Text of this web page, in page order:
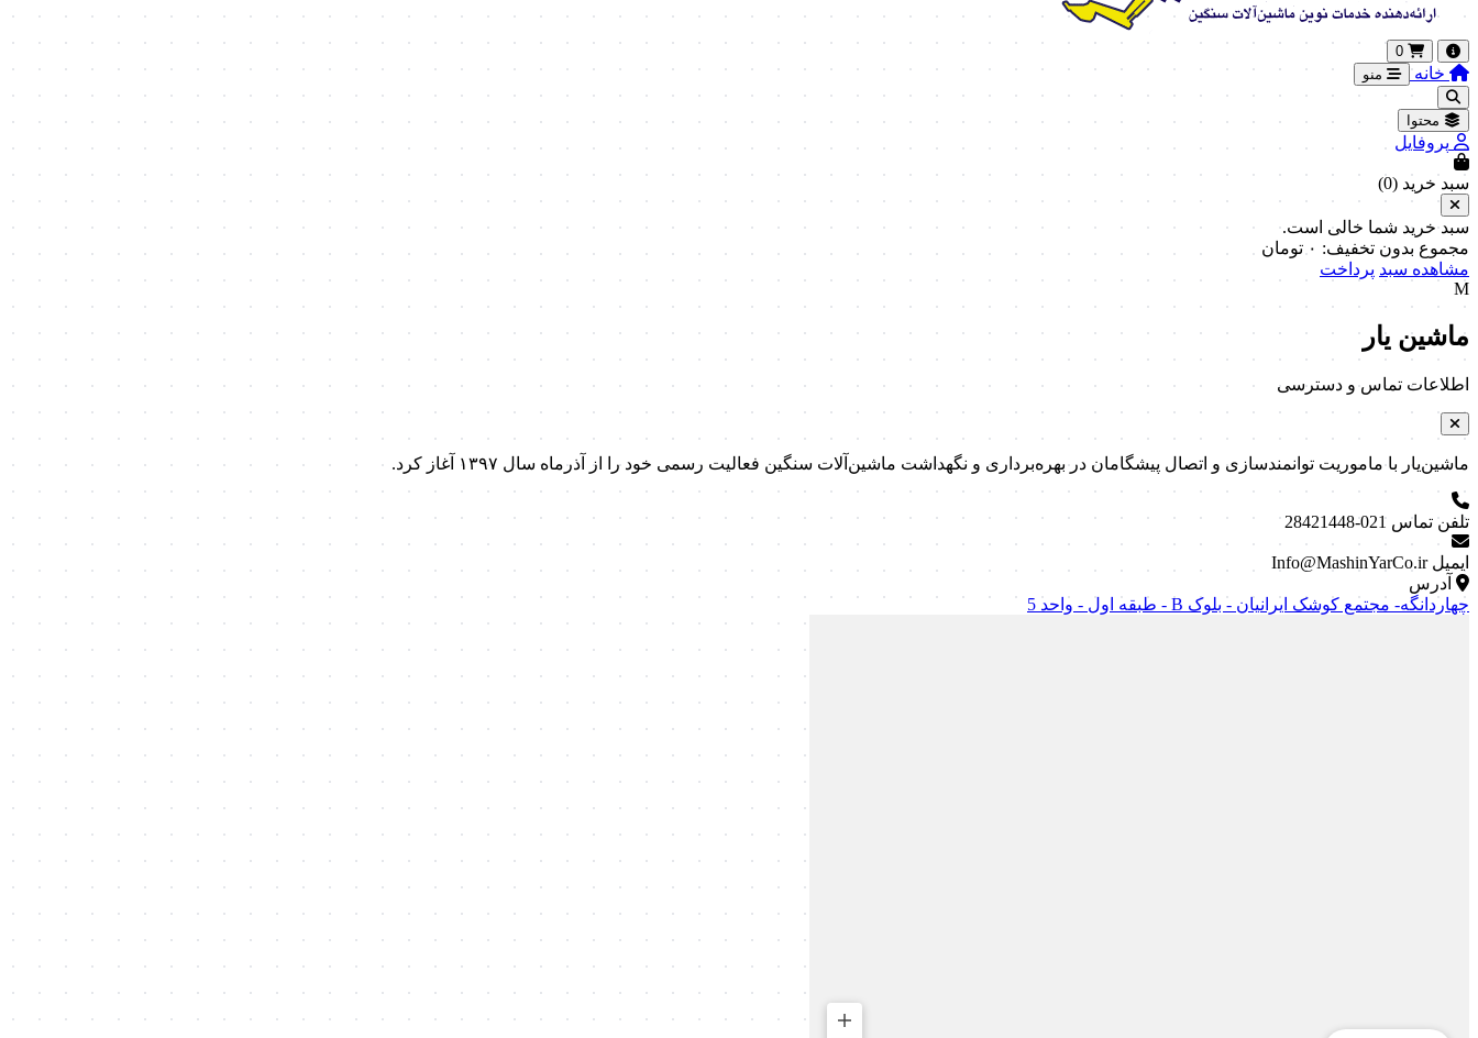
0
خانه منو
محتوا
پروفایل
سبد خرید (0
)
سبد خرید شما خالی است.
مجموع بدون تخفیف: ۰ تومان
مشاهده سبد پرداخت
M
ماشین یار
اطلاعات تماس و دسترسی
ماشین‌یار با ماموریت توانمندسازی و اتصال پیشگامان در بهره‌برداری و نگهداشت ماشین‌آلات سنگین فعالیت رسمی خود را از آذرماه سال ۱۳۹۷ آغاز کرد.
تلفن تماس 021-28421448
ایمیل Info@MashinYarCo.ir
آدرس
چهاردانگه- مجتمع کوشک ایرانیان - بلوک B - طبقه اول - واحد 5